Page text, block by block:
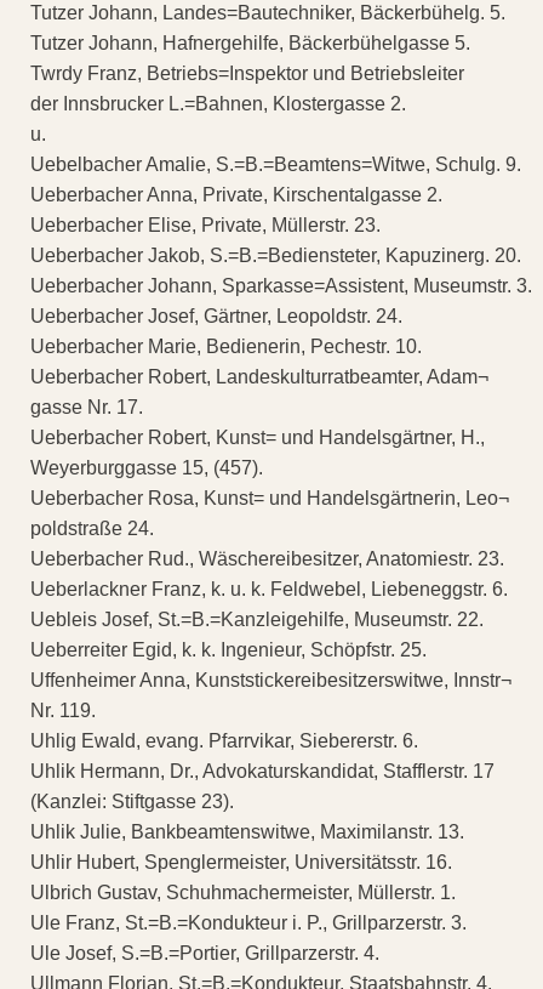
Tutzer Johann, Landes=Bautechniker, Bäckerbühelg. 5.
Tutzer Johann, Hafnergehilfe, Bäckerbühelgasse 5.
Twrdy Franz, Betriebs=Inspektor und Betriebsleiter
der Innsbrucker L.=Bahnen, Klostergasse 2.
u.
Uebelbacher Amalie, S.=B.=Beamtens=Witwe, Schulg. 9.
Ueberbacher Anna, Private, Kirschentalgasse 2.
Ueberbacher Elise, Private, Müllerstr. 23.
Ueberbacher Jakob, S.=B.=Bediensteter, Kapuzinerg. 20.
Ueberbacher Johann, Sparkasse=Assistent, Museumstr. 3.
Ueberbacher Josef, Gärtner, Leopoldstr. 24.
Ueberbacher Marie, Bedienerin, Pechestr. 10.
Ueberbacher Robert, Landeskulturratbeamter, Adam¬
gasse Nr. 17.
Ueberbacher Robert, Kunst= und Handelsgärtner, H.,
Weyerburggasse 15, (457).
Ueberbacher Rosa, Kunst= und Handelsgärtnerin, Leo¬
poldstraße 24.
Ueberbacher Rud., Wäschereibesitzer, Anatomiestr. 23.
Ueberlackner Franz, k. u. k. Feldwebel, Liebeneggstr. 6.
Uebleis Josef, St.=B.=Kanzleigehilfe, Museumstr. 22.
Ueberreiter Egid, k. k. Ingenieur, Schöpfstr. 25.
Uffenheimer Anna, Kunststickereibesitzerswitwe, Innstr¬
Nr. 119.
Uhlig Ewald, evang. Pfarrvikar, Siebererstr. 6.
Uhlik Hermann, Dr., Advokaturskandidat, Stafflerstr. 17
(Kanzlei: Stiftgasse 23).
Uhlik Julie, Bankbeamtenswitwe, Maximilanstr. 13.
Uhlir Hubert, Spenglermeister, Universitätsstr. 16.
Ulbrich Gustav, Schuhmachermeister, Müllerstr. 1.
Ule Franz, St.=B.=Kondukteur i. P., Grillparzerstr. 3.
Ule Josef, S.=B.=Portier, Grillparzerstr. 4.
Ullmann Florian, St.=B.=Kondukteur, Staatsbahnstr. 4.